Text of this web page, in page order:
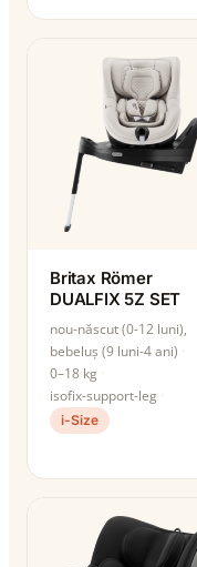
Britax Römer
DUALFIX 5Z SET
nou-născut (0-12 luni),
bebeluș (9 luni-4 ani)
0–18 kg
isofix-support-leg
i-Size